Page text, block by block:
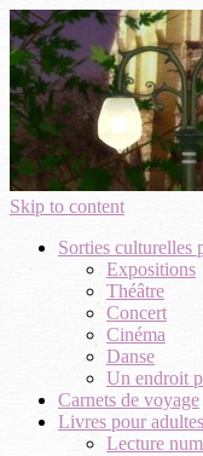
Skip to content
Sorties culturelles
Expositions
Théâtre
Concert
Cinéma
Danse
Un endroit
Carnets de voyage
Livres pour adultes
Lecture